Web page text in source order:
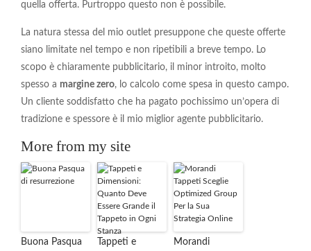
quella offerta. Purtroppo questo non è possibile.
La natura stessa del mio outlet presuppone che queste offerte
siano limitate nel tempo e non ripetibili a breve tempo. Lo
scopo è chiaramente pubblicitario, il minor introito, molto
spesso a margine zero, lo calcolo come spesa in questo campo.
Un cliente soddisfatto che ha pagato pochissimo un’opera di
tradizione e spessore è il mio miglior agente pubblicitario.
More from my site
Buona Pasqua
Tappeti e
Morandi